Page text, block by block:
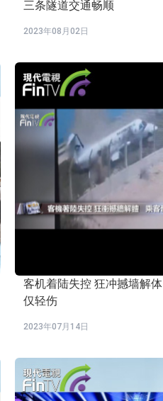
三条隧道交通畅顺
2023年08月02日
客机着陆失控 狂冲撼墙解体 乘客奇迹
仅轻伤
2023年07月14日